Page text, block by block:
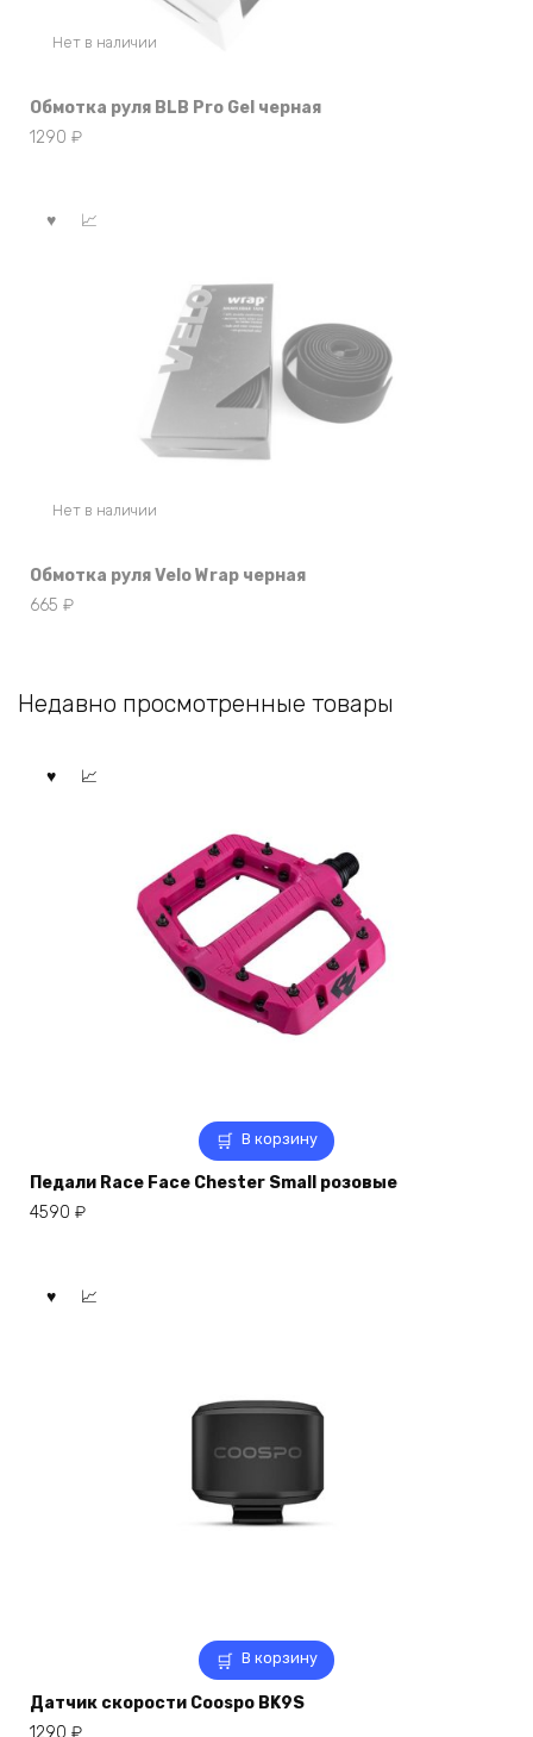
Нет в наличии
Обмотка руля BLB Pro Gel черная
1290 ₽
Нет в наличии
Обмотка руля Velo Wrap черная
665 ₽
Недавно просмотренные товары
В корзину
Педали Race Face Chester Small розовые
4590 ₽
В корзину
Датчик скорости Coospo BK9S
1290 ₽